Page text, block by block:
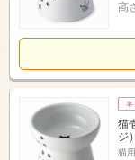
高
猫
ジ
猫用